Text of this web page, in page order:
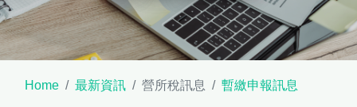
Home 最新資訊 營所稅訊息 暫繳申報訊息